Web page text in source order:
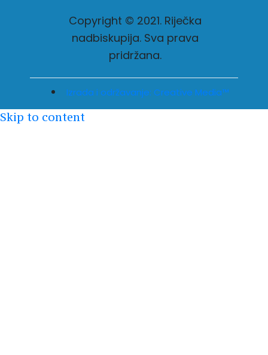
Copyright © 2021. Riječka
nadbiskupija. Sva prava
pridržana.
Izrada i održavanje: Creative Media™
Skip to content